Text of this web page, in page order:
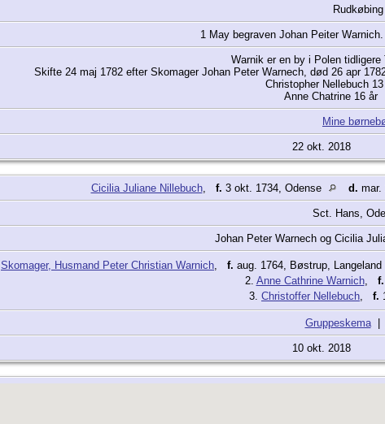
Rudkøbing
1 May begraven Johan Peiter
Warnik er en by i Polen tidligere
Skifte 24 maj 1782 efter Skomager Johan Peter Warnech, død 26 apr
Christopher Nellebuch
Anne Chatrine 16 år
Mine
22 okt. 2018
Cicilia Juliane Nillebuch, f. 3 okt. 1734, Odense d. mar.
Sct. Hans,
Johan Peter Warnech og Cicilia
Skomager, Husmand Peter Christian Warnich, f. aug. 1764, Bøstrup, Langeland
2. Anne Cathrine Warnich, f.
3. Christoffer Nellebuch, f.
Gruppeskema|
10 okt. 2018